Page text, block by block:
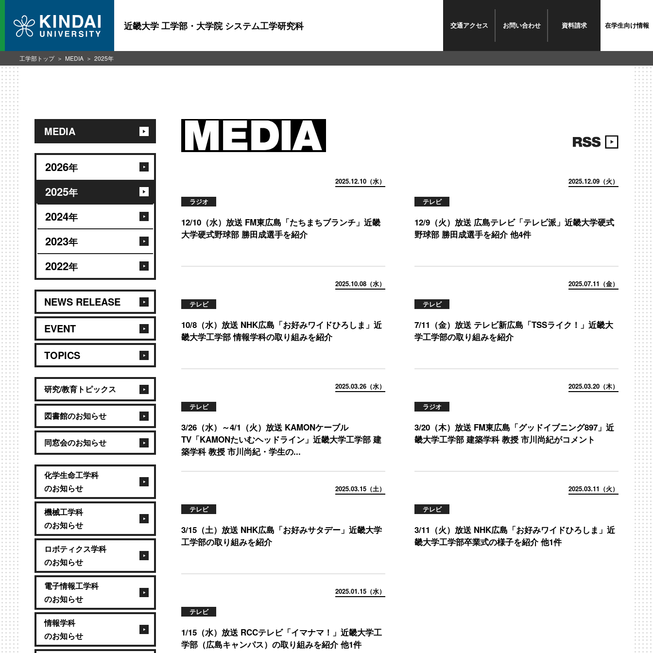
近畿大学 工学部・大学院 システム工学研究科 交通アクセス お問い合わせ 資料請求 在学生向け情報
MEDIA
2026年
2025年
2024年
2023年
2022年
NEWS RELEASE
EVENT
TOPICS
研究/教育トピックス
図書館のお知らせ
同窓会のお知らせ
化学生命工学科
のお知らせ
機械工学科
のお知らせ
ロボティクス学科
のお知らせ
電子情報工学科
のお知らせ
情報学科
のお知らせ
2025.12.10（水）
ラジオ
12/10（水）放送 FM東広島「たちまちブランチ」近畿
大学硬式野球部 勝田成選手を紹介
2025.12.09（火）
テレビ
12/9（火）放送 広島テレビ「テレビ派」近畿大学硬式
野球部 勝田成選手を紹介 他4件
2025.10.08（水）
テレビ
10/8（水）放送 NHK広島「お好みワイドひろしま」近
畿大学工学部 情報学科の取り組みを紹介
2025.07.11（金）
テレビ
7/11（金）放送 テレビ新広島「TSSライク！」近畿大
学工学部の取り組みを紹介
2025.03.26（水）
テレビ
3/26（水）～4/1（火）放送 KAMONケーブル
TV「KAMONたいむヘッドライン」近畿大学工学部 建
築学科 教授 市川尚紀・学生の...
2025.03.20（木）
ラジオ
3/20（木）放送 FM東広島「グッドイブニング897」近
畿大学工学部 建築学科 教授 市川尚紀がコメント
2025.03.15（土）
テレビ
3/15（土）放送 NHK広島「お好みサタデー」近畿大学
工学部の取り組みを紹介
2025.03.11（火）
テレビ
3/11（火）放送 NHK広島「お好みワイドひろしま」近
畿大学工学部卒業式の様子を紹介 他1件
2025.01.15（水）
テレビ
1/15（水）放送 RCCテレビ「イマナマ！」近畿大学工
学部（広島キャンパス）の取り組みを紹介 他1件
工学部トップ MEDIA 2025年